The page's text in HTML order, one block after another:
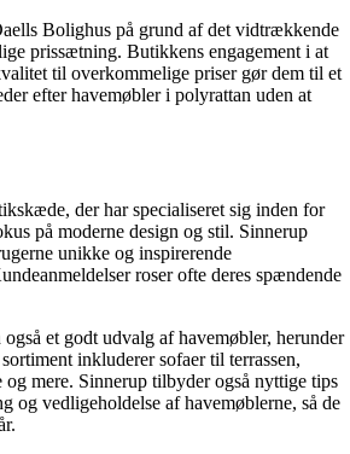
Bolighus på grund af det vidtrækkende
prissætning. Butikkens engagement i at
til overkommelige priser gør dem til et
efter havemøbler i polyrattan uden at
der har specialiseret sig inden for
på moderne design og stil. Sinnerup
unikke og inspirerende
roser ofte deres spændende
et godt udvalg af havemøbler, herunder
inkluderer sofaer til terrassen,
og mere. Sinnerup tilbyder også nyttige tips
og vedligeholdelse af havemøblerne, så de